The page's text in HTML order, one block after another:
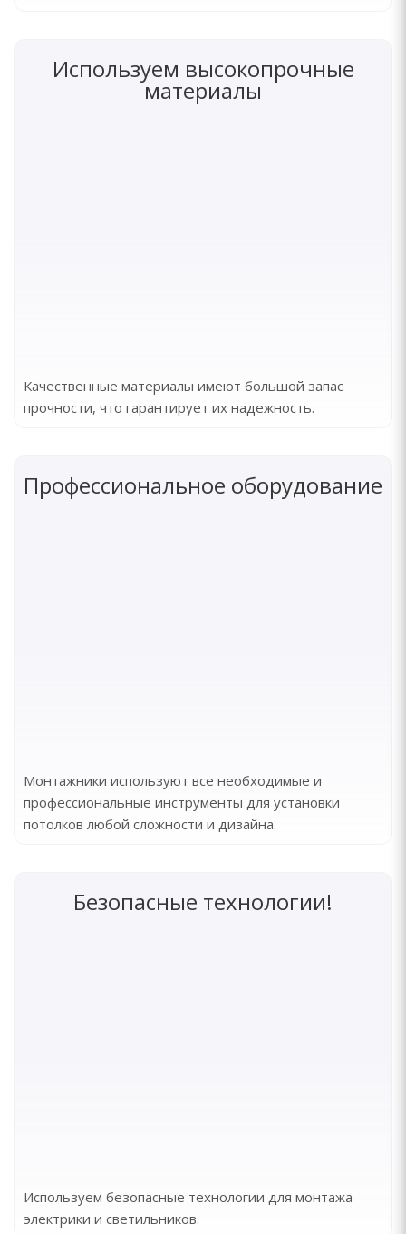
Используем высокопрочные
материалы
Качественные материалы имеют большой запас
прочности, что гарантирует их надежность.
Профессиональное оборудование
Монтажники используют все необходимые и
профессиональные инструменты для установки
потолков любой сложности и дизайна.
Безопасные технологии!
Используем безопасные технологии для монтажа
электрики и светильников.